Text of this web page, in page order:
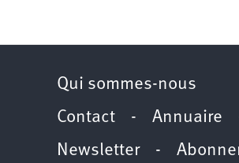
Qui sommes-nous
Contact - Annuaire
Newsletter-